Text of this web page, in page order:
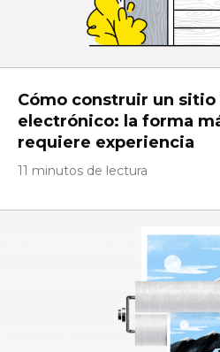
Cómo construir un
electrónico: la forma
requiere experiencia
11 minutos de lectura